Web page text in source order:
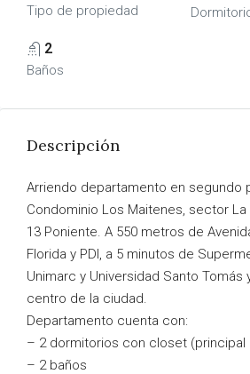
Tipo de propiedad
2
Baños
Descripción
Arriendo departamento en segundo
Condominio Los Maitenes, sector La
13 Poniente. A 550 metros de
Florida y PDI, a 5 minutos de
Unimarc y Universidad Santo Tomás
centro de la ciudad.
Departamento cuenta con:
– 2 dormitorios con closet (principal
– 2 baños